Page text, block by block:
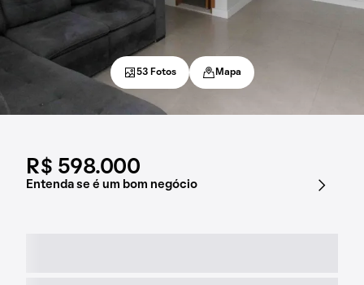
R$ 598.000
Entenda se é um bom negócio
53 Fotos Mapa